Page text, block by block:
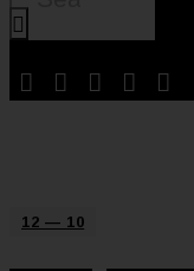
12 — 10